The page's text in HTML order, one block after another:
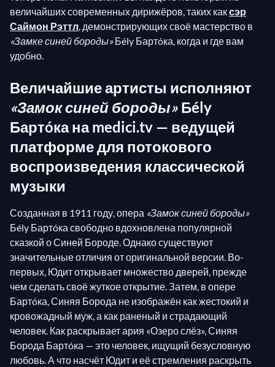
величайших современных дирижёров, таких каксэр
Саймон Рэттл, демонстрирующих своё мастерство в
«Замке синей бороды»Бély Бартóка, когда и где вам
удобно.
Величайшие артисты исполняют
«Замок синей бороды» Бély
Бартóка на medici.tv — ведущей
платформе для потокового
воспроизведения классической
музыки
Созданная в 1911 году, опера «Замок синей бороды»
Бély Бартóка свободно вдохновлена популярной
сказкой о Синей Бороде. Однако существуют
значительные отличия от оригинальной версии. Во-
первых, Юдит открывает множество дверей, прежде
чем сделать своё жуткое открытие. Затем, в опере
Бартóка, Синяя Борода не изображён как жестокий и
кровожадный муж, а как раненый и страдающий
человек. Как раскрывает ария «Озеро слёз», Синяя
Борода Бартóка — это человек, ищущий безусловную
любовь. А что насчёт Юдит и её стремления раскрыть